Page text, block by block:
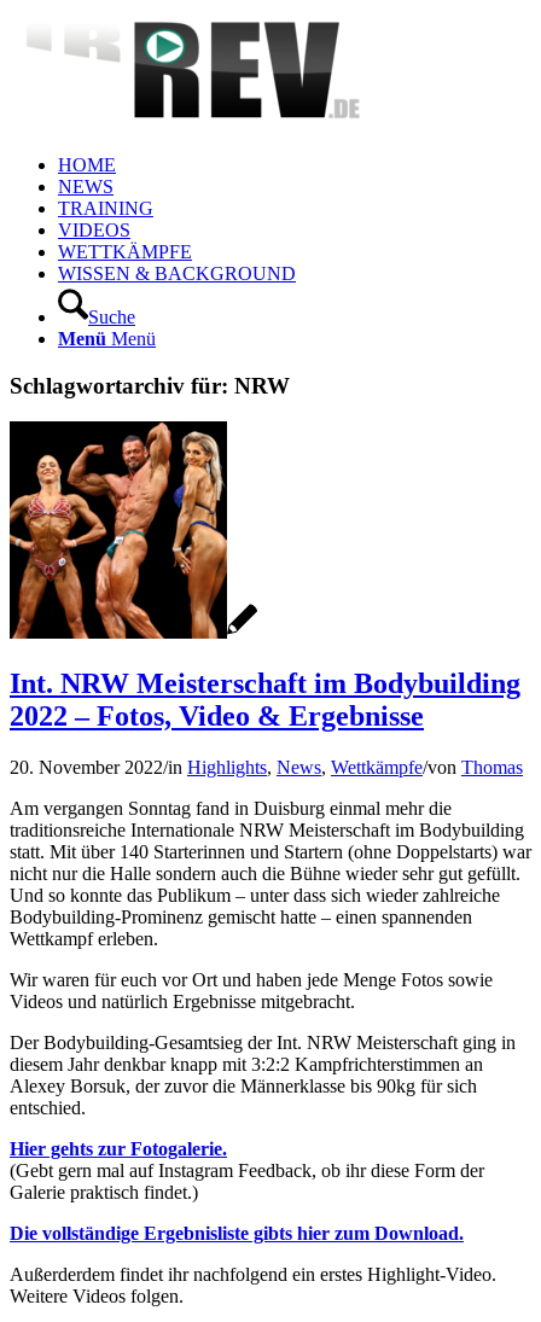
HOME
NEWS
TRAINING
VIDEOS
WETTKÄMPFE
WISSEN & BACKGROUND
Suche
Menü Menü
Schlagwortarchiv für: NRW
Int. NRW Meisterschaft im Bodybuilding
2022 – Fotos, Video & Ergebnisse
20. November 2022/in Highlights, News, Wettkämpfe/von Thomas
Am vergangen Sonntag fand in Duisburg einmal mehr die
traditionsreiche Internationale NRW Meisterschaft im Bodybuilding
statt. Mit über 140 Starterinnen und Startern (ohne Doppelstarts) war
nicht nur die Halle sondern auch die Bühne wieder sehr gut gefüllt.
Und so konnte das Publikum – unter dass sich wieder zahlreiche
Bodybuilding-Prominenz gemischt hatte – einen spannenden
Wettkampf erleben.
Wir waren für euch vor Ort und haben jede Menge Fotos sowie
Videos und natürlich Ergebnisse mitgebracht.
Der Bodybuilding-Gesamtsieg der Int. NRW Meisterschaft ging in
diesem Jahr denkbar knapp mit 3:2:2 Kampfrichterstimmen an
Alexey Borsuk, der zuvor die Männerklasse bis 90kg für sich
entschied.
Hier gehts zur Fotogalerie.
(Gebt gern mal auf Instagram Feedback, ob ihr diese Form der
Galerie praktisch findet.)
Die vollständige Ergebnisliste gibts hier zum Download.
Außerderdem findet ihr nachfolgend ein erstes Highlight-Video.
Weitere Videos folgen.